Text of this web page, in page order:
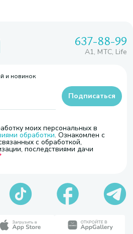
637-88-99
A1, МТС, Life
и новинок
моих персональных в
обработки. Ознакомлен с
с обработкой,
последствиями дачи
Подписаться